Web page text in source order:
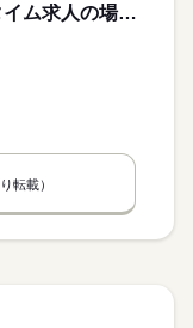
172,200円〜205,000円 ※フルタイム求人の場合は月額（換算額）、パート求人の場合は時間額を表示しています。
転載）